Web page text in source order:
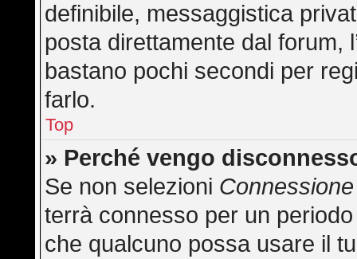
definibile, messaggistica
posta direttamente dal forum,
bastano pochi secondi per
farlo.
Top
» Perché vengo
Se non selezioni
terrà connesso per un
che qualcuno possa usare il